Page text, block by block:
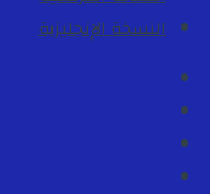
النسخة الإنجليزية